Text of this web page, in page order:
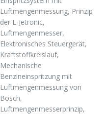
Luftmengenmessung, Prinzip
der L-Jetronic,
Luftmengenmesser,
Elektronisches Steuergerät,
Kraftstoffkreislauf,
Mechanische
Benzineinspritzung mit
Luftmengenmessung von
Bosch,
Luftmengenmesserprinzip,